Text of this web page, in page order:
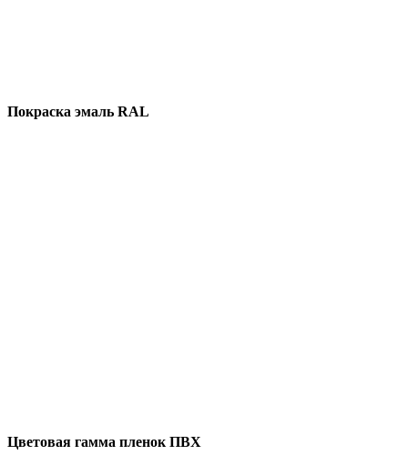
Покраска эмаль RAL
Цветовая гамма пленок ПВХ